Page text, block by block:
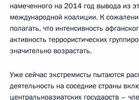
намеченного на 2014 год вывода из
международной коалиции. К
полагать, что интенсивность
активность террористических
значительно возрастать.
Уже сейчас экстремисты пытаются
деятельность на соседние страны
центральноазиатских государств –